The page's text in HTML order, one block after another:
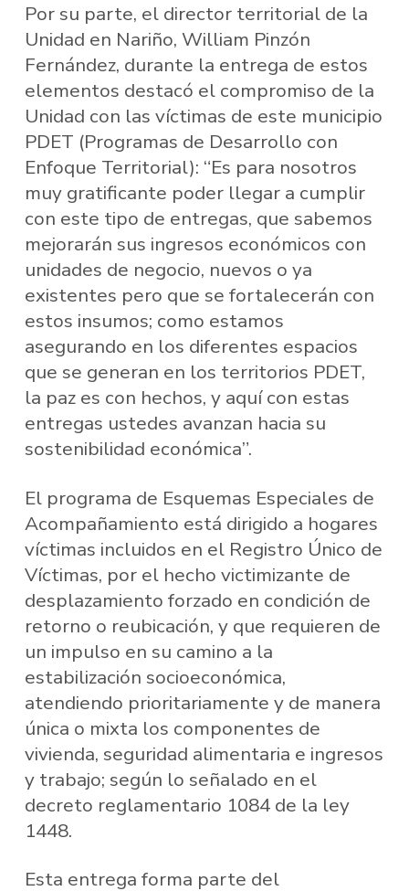
Por su parte, el director territorial de la
Unidad en Nariño, William Pinzón
Fernández, durante la entrega de estos
elementos destacó el compromiso de la
Unidad con las víctimas de este municipio
PDET (Programas de Desarrollo con
Enfoque Territorial): “Es para nosotros
muy gratificante poder llegar a cumplir
con este tipo de entregas, que sabemos
mejorarán sus ingresos económicos con
unidades de negocio, nuevos o ya
existentes pero que se fortalecerán con
estos insumos; como estamos
asegurando en los diferentes espacios
que se generan en los territorios PDET,
la paz es con hechos, y aquí con estas
entregas ustedes avanzan hacia su
sostenibilidad económica”.
El programa de Esquemas Especiales de
Acompañamiento está dirigido a hogares
víctimas incluidos en el Registro Único de
Víctimas, por el hecho victimizante de
desplazamiento forzado en condición de
retorno o reubicación, y que requieren de
un impulso en su camino a la
estabilización socioeconómica,
atendiendo prioritariamente y de manera
única o mixta los componentes de
vivienda, seguridad alimentaria e ingresos
y trabajo; según lo señalado en el
decreto reglamentario 1084 de la ley
1448.
Esta entrega forma parte del